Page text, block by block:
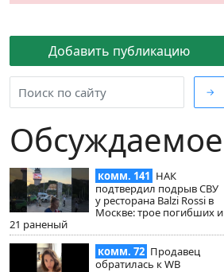
Добавить публикацию
→
Обсуждаемое
комм. 141 НАК
подтвердил подрыв СВУ
у ресторана Balzi Rossi в
Москве: трое погибших и
21 раненый
комм. 72 Продавец
обратилась к WB